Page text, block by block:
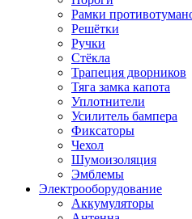
Рамки
Решётки
Ручки
Стёкла
Трапеция дворников
Тяга замка капота
Уплотнители
Усилитель бампера
Фиксаторы
Чехол
Шумоизоляция
Эмблемы
Электрооборудование
Аккумуляторы